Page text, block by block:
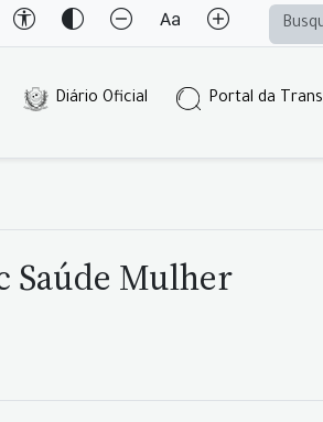
Diário Oficial Portal da
Saúde Mulher